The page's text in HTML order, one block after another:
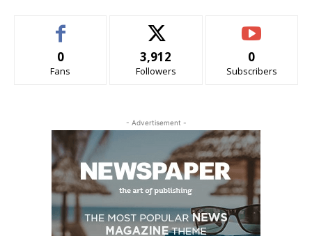
0
Fans
3,912
Followers
0
Subscribers
- Advertisement -